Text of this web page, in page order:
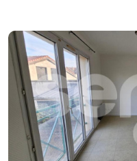
will offer you maximum